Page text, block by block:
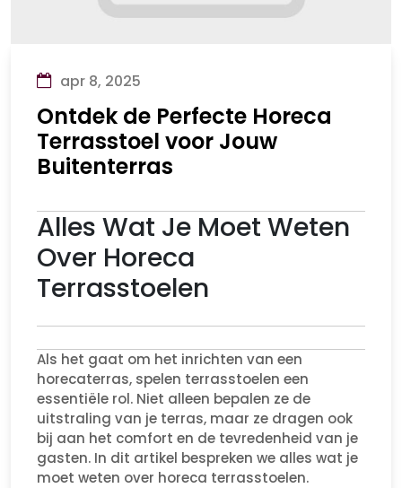
apr 8, 2025
Ontdek de Perfecte Horeca
Terrasstoel voor Jouw
Buitenterras
Alles Wat Je Moet Weten
Over Horeca
Terrasstoelen
Als het gaat om het inrichten van een
horecaterras, spelen terrasstoelen een
essentiële rol. Niet alleen bepalen ze de
uitstraling van je terras, maar ze dragen ook
bij aan het comfort en de tevredenheid van je
gasten. In dit artikel bespreken we alles wat je
moet weten over horeca terrasstoelen.